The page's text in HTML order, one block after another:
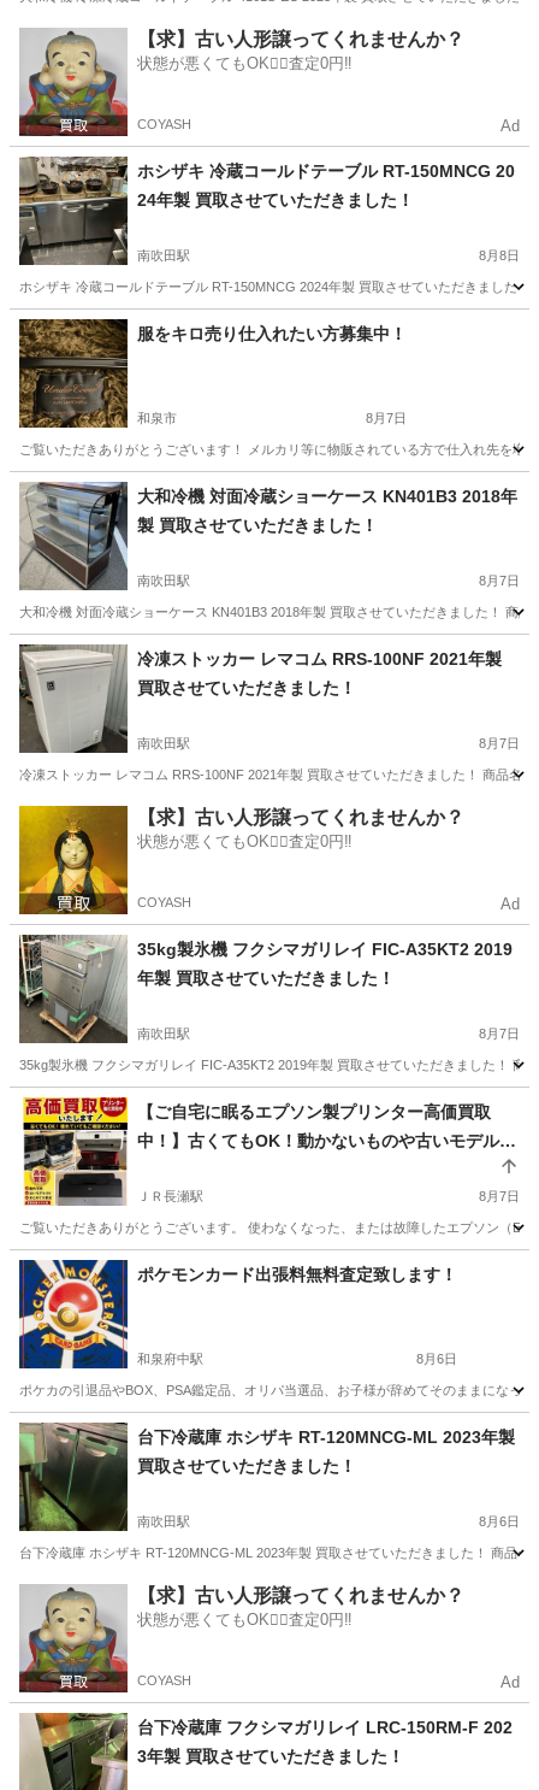
吹田市 南吹田駅 リサイクルショップ 買取
【求】古い人形譲ってくれませんか？
状態が悪くてもOK🙆‍♀️査定0円‼️
COYASH Ad
ホシザキ 冷蔵コールドテーブル RT-150MNCG 20
24年製 買取させていただきました！
南吹田駅 8月8日
ホシザキ 冷蔵コールドテーブル RT-150MNCG 2024年製 買取させていただきました
大阪 吹田市 南吹田駅 リサイクルショップ 買取
服をキロ売り仕入れたい方募集中！
和泉市 8月7日
ご覧いただきありがとうございます！ メルカリ等に物販されている方で仕入れ先を
大阪 和泉市 リサイクルショップ メルカリ
大和冷機 対面冷蔵ショーケース KN401B3 2018年
製 買取させていただきました！
南吹田駅 8月7日
大和冷機 対面冷蔵ショーケース KN401B3 2018年製 買取させていただきました！ 商
大阪 吹田市 南吹田駅 リサイクルショップ
冷凍ストッカー レマコム RRS-100NF 2021年製
買取させていただきました！
南吹田駅 8月7日
冷凍ストッカー レマコム RRS-100NF 2021年製 買取させていただきました！ 商品名
南吹田駅 リサイクルショップ 買取
【求】古い人形譲ってくれませんか？
状態が悪くてもOK🙆‍♀️査定0円‼️
COYASH Ad
35kg製氷機 フクシマガリレイ FIC-A35KT2 2019
年製 買取させていただきました！
南吹田駅 8月7日
35kg製氷機 フクシマガリレイ FIC-A35KT2 2019年製 買取させていただきました！
大阪 吹田市 南吹田駅 リサイクルショップ 買取
【ご自宅に眠るエプソン製プリンター高価買取
中！】古くてもOK！動かないものや古いモデルも
ＪＲ長瀬駅 8月7日
ご覧いただきありがとうございます。 使わなくなった、または故障したエプソン（
大阪 東大阪市 ＪＲ長瀬駅 リサイクルショップ 買取
ポケモンカード出張料無料査定致します！
和泉府中駅 8月6日
ポケカの引退品やBOX、PSA鑑定品、オリパ当選品、お子様が辞めてそのままになっ
大阪 和泉市 和泉府中駅 リサイクルショップ
台下冷蔵庫 ホシザキ RT-120MNCG-ML 2023年製
買取させていただきました！
南吹田駅 8月6日
台下冷蔵庫 ホシザキ RT-120MNCG-ML 2023年製 買取させていただきました！ 商品
吹田市 南吹田駅 リサイクルショップ 買取
【求】古い人形譲ってくれませんか？
状態が悪くてもOK🙆‍♀️査定0円‼️
COYASH Ad
台下冷蔵庫 フクシマガリレイ LRC-150RM-F 202
3年製 買取させていただきました！